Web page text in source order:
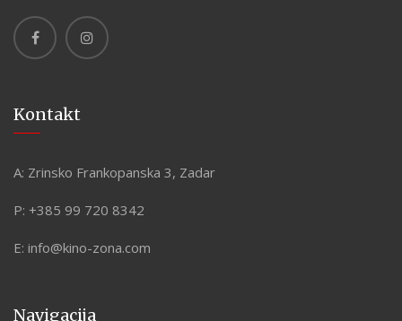
Kontakt
A: Zrinsko Frankopanska 3, Zadar
P: +385 99 720 8342
E: info@kino-zona.com
Navigacija